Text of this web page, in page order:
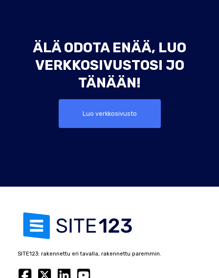
ÄLÄ ODOTA ENÄÄ, LUO
VERKKOSIVUSTOSI JO
TÄNÄÄN!
Luo verkkosivusto
SITE123: rakennettu eri tavalla, rakennettu paremmin.